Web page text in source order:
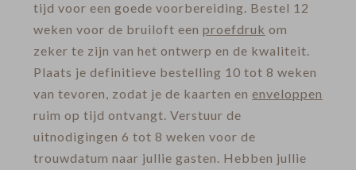
tijd voor een goede voorbereiding. Bestel 12
weken voor de bruiloft een proefdruk om
zeker te zijn van het ontwerp en de kwaliteit.
Plaats je definitieve bestelling 10 tot 8 weken
van tevoren, zodat je de kaarten en enveloppen
ruim op tijd ontvangt. Verstuur de
uitnodigingen 6 tot 8 weken voor de
trouwdatum naar jullie gasten. Hebben jullie